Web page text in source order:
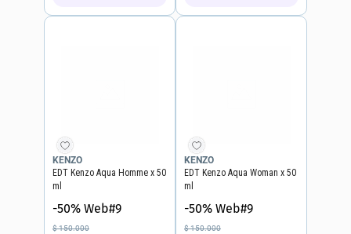
KENZO
EDT Kenzo Aqua Homme x 50
ml
-50% Web#9
$150.000
KENZO
EDT Kenzo Aqua Woman x 50
ml
-50% Web#9
$150.000